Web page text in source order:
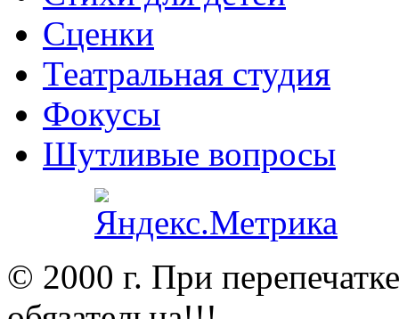
Сценки
Театральная студия
Фокусы
Шутливые вопросы
© 2000 г. При